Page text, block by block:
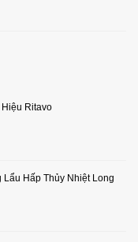
Ritavo
Hấp Thủy Nhiệt Long